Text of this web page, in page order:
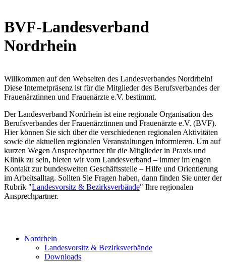
BVF-Landesverband
Nordrhein
Willkommen auf den Webseiten des Landesverbandes Nordrhein!
Diese Internetpräsenz ist für die Mitglieder des Berufsverbandes der
Frauenärztinnen und Frauenärzte e.V. bestimmt.
Der Landesverband Nordrhein ist eine regionale Organisation des
Berufsverbandes der Frauenärztinnen und Frauenärzte e.V. (BVF).
Hier können Sie sich über die verschiedenen regionalen Aktivitäten
sowie die aktuellen regionalen Veranstaltungen informieren. Um auf
kurzen Wegen Ansprechpartner für die Mitglieder in Praxis und
Klinik zu sein, bieten wir vom Landesverband – immer im engen
Kontakt zur bundesweiten Geschäftsstelle – Hilfe und Orientierung
im Arbeitsalltag. Sollten Sie Fragen haben, dann finden Sie unter der
Rubrik "Landesvorsitz & Bezirksverbände" Ihre regionalen
Ansprechpartner.
Nordrhein
Landesvorsitz & Bezirksverbände
Downloads